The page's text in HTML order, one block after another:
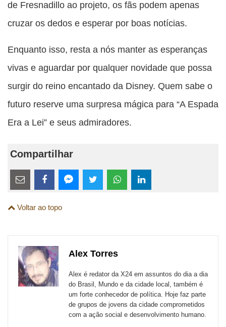
de Fresnadillo ao projeto, os fãs podem apenas
cruzar os dedos e esperar por boas notícias.
Enquanto isso, resta a nós manter as esperanças
vivas e aguardar por qualquer novidade que possa
surgir do reino encantado da Disney. Quem sabe o
futuro reserve uma surpresa mágica para “A Espada
Era a Lei” e seus admiradores.
Compartilhar
Estes
links
são
sites
externos
esta
Email
esta
FacebookMessenger
TwitterWhatsApp
Voltar ao topo
Alex Torres
Alex é redator da X24 em assuntos do dia a dia
do Brasil, Mundo e da cidade local, também é
um forte conhecedor de política. Hoje faz parte
de grupos de jovens da cidade comprometidos
com a ação social e desenvolvimento humano.